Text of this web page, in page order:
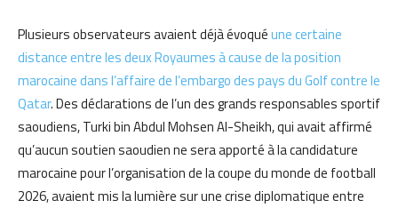
Plusieurs observateurs avaient déjà évoquéune certaine
distance entre les deux Royaumes à cause de la position
marocaine dans l’affaire de l’embargo des pays du Golf contre le
Qatar. Des déclarations de l’un des grands responsables sportif
saoudiens, Turki bin Abdul Mohsen Al-Sheikh, qui avait affirmé
qu’aucun soutien saoudien ne sera apporté à la candidature
marocaine pour l’organisation de la coupe du monde de football
2026, avaient mis la lumière sur une crise diplomatique entre